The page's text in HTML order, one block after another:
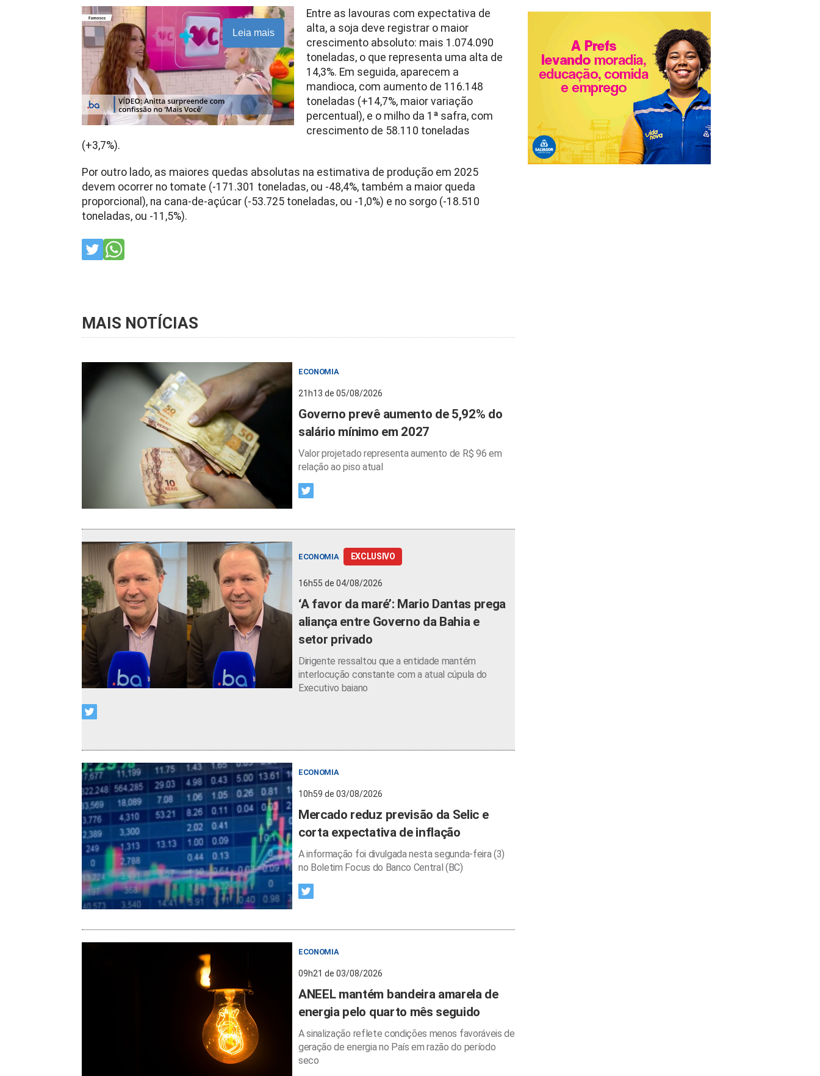
Leia mais
Entre as lavouras com expectativa de
alta, a soja deve registrar o maior
crescimento absoluto: mais 1.074.090
toneladas, o que representa uma alta de
14,3%. Em seguida, aparecem a
mandioca, com aumento de 116.148
toneladas (+14,7%, maior variação
percentual), e o milho da 1ª safra, com
crescimento de 58.110 toneladas
(+3,7%).
Por outro lado, as maiores quedas absolutas na estimativa de produção em 2025
devem ocorrer no tomate (-171.301 toneladas, ou -48,4%, também a maior queda
proporcional), na cana-de-açúcar (-53.725 toneladas, ou -1,0%) e no sorgo (-18.510
toneladas, ou -11,5%).
MAIS NOTÍCIAS
ECONOMIA
21h13 de 05/08/2026
Governo prevê aumento de 5,92% do
salário mínimo em 2027
Valor projetado representa aumento de R$ 96 em
relação ao piso atual
ECONOMIA EXCLUSIVO
16h55 de 04/08/2026
‘A favor da maré’: Mario Dantas prega
aliança entre Governo da Bahia e
setor privado
Dirigente ressaltou que a entidade mantém
interlocução constante com a atual cúpula do
Executivo baiano
ECONOMIA
10h59 de 03/08/2026
Mercado reduz previsão da Selic e
corta expectativa de inflação
A informação foi divulgada nesta segunda-feira (3)
no Boletim Focus do Banco Central (BC)
ECONOMIA
09h21 de 03/08/2026
ANEEL mantém bandeira amarela de
energia pelo quarto mês seguido
A sinalização reflete condições menos favoráveis de
geração de energia no País em razão do período
seco